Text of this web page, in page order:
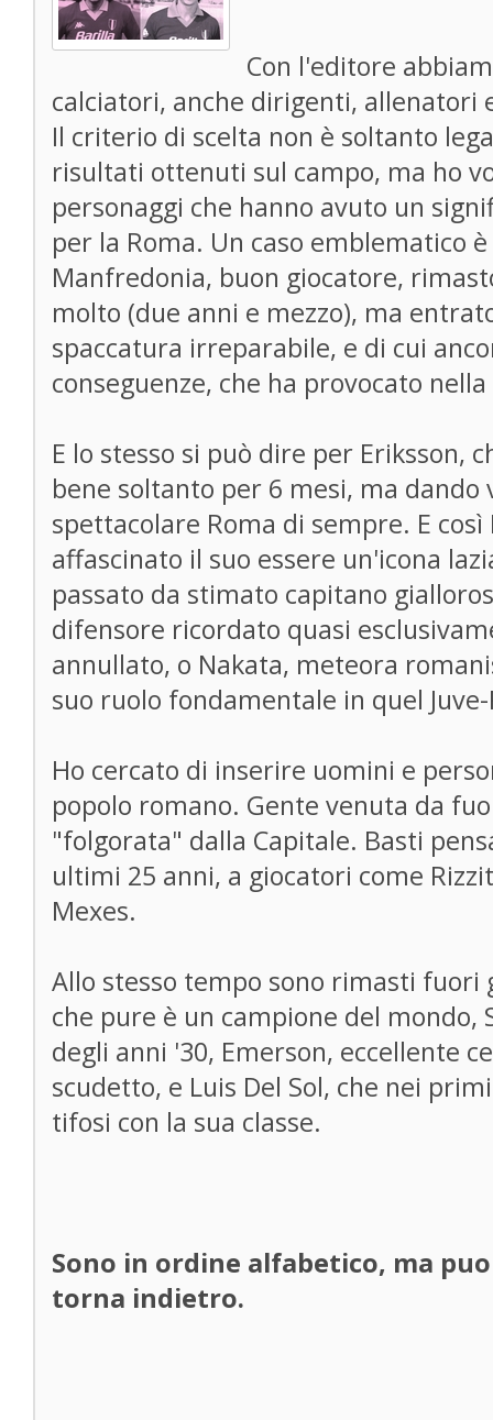
Con l'editore
calciatori, anche dirigenti, allenatori
Il criterio di scelta non è soltanto
risultati ottenuti sul campo, ma ho
personaggi che hanno avuto un
per la Roma. Un caso emblematico
Manfredonia, buon giocatore,
molto (due anni e mezzo), ma
spaccatura irreparabile, e di cui
conseguenze, che ha provocato
E lo stesso si può dire per Eriksson,
bene soltanto per 6 mesi, ma
spettacolare Roma di sempre. E
affascinato il suo essere un'icona
passato da stimato capitano
difensore ricordato quasi
annullato, o Nakata, meteora
suo ruolo fondamentale in quel
Ho cercato di inserire uomini e
popolo romano. Gente venuta da
"folgorata" dalla Capitale. Basti
ultimi 25 anni, a giocatori come
Mexes.
Allo stesso tempo sono rimasti fuori
che pure è un campione del mondo,
degli anni '30, Emerson, eccellente
scudetto, e Luis Del Sol, che nei
tifosi con la sua classe.
Sono in ordine alfabetico, ma
torna indietro.